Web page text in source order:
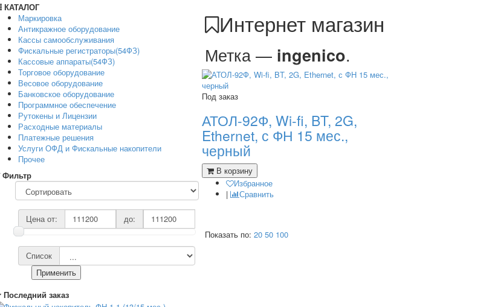
КАТАЛОГ
Маркировка
Антикражное оборудование
Кассы самообслуживания
Фискальные регистраторы(54ФЗ)
Кассовые аппараты(54ФЗ)
Торговое оборудование
Весовое оборудование
Банковское оборудование
Программное обеспечение
Рутокены и Лицензии
Расходные материалы
Платежные решения
Услуги ОФД и Фискальные накопители
Прочее
Фильтр
Цена от: до:
Список
Применить
Последний заказ
Интернет магазин
Метка — ingenico.
Под заказ
АТОЛ-92Ф, Wi-fi, BT, 2G,
Ethernet, с ФН 15 мес.,
черный
В корзину
Избранное
|
Сравнить
Показать по: 20 50 100